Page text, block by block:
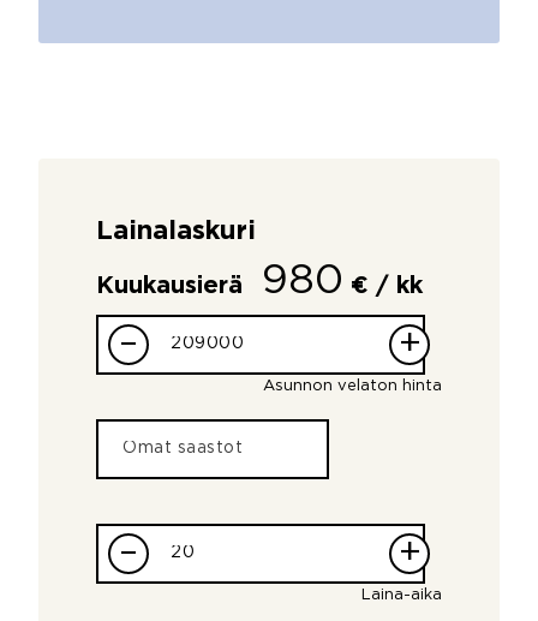
Lainalaskuri
Kuukausierä 980 € / kk
– +
Asunnon velaton hinta
– +
Laina-aika